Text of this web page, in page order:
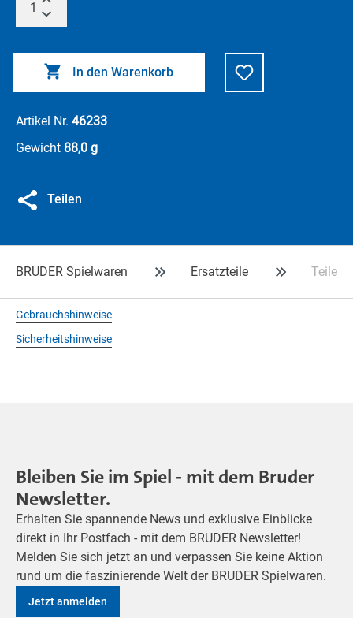
In den Warenkorb
Artikel Nr. 46233
Gewicht 88,0 g
Teilen
BRUDER Spielwaren Ersatzteile Teile
Gebrauchshinweise
Sicherheitshinweise
Bleiben Sie im Spiel - mit dem Bruder
Newsletter.
Erhalten Sie spannende News und exklusive Einblicke
direkt in Ihr Postfach - mit dem BRUDER Newsletter!
Melden Sie sich jetzt an und verpassen Sie keine Aktion
rund um die faszinierende Welt der BRUDER Spielwaren.
Jetzt anmelden